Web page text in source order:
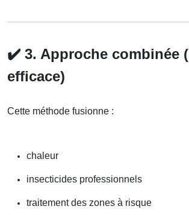
✔️ 3. Approche combinée
efficace)
Cette méthode fusionne :
chaleur
insecticides professionnels
traitement des zones à risque